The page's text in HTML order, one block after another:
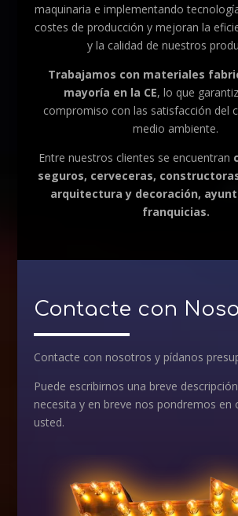
maquinaria e implementando
costes de producción y mejoran la
y la calidad de nuestros
Trabajamos con materiales
mayoría en la CE, lo que
compromiso con las satisfacción del
medio ambiente.
Entre nuestros clientes se encuentran
seguros, cerveceras,
arquitectura y decoración,
franquicias.
Contacte con
Contacte con nosotros y pídanos
Puede escribirnos una breve
necesita y en breve nos pondremos en
usted.